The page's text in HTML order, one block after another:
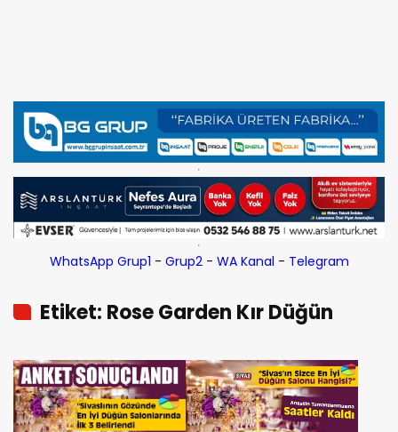
WhatsApp Grup1 - Grup2- WA Kanal - Telegram
Etiket: Rose Garden Kır Düğün